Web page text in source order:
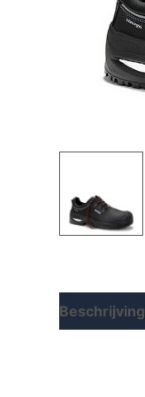
Beschrijving